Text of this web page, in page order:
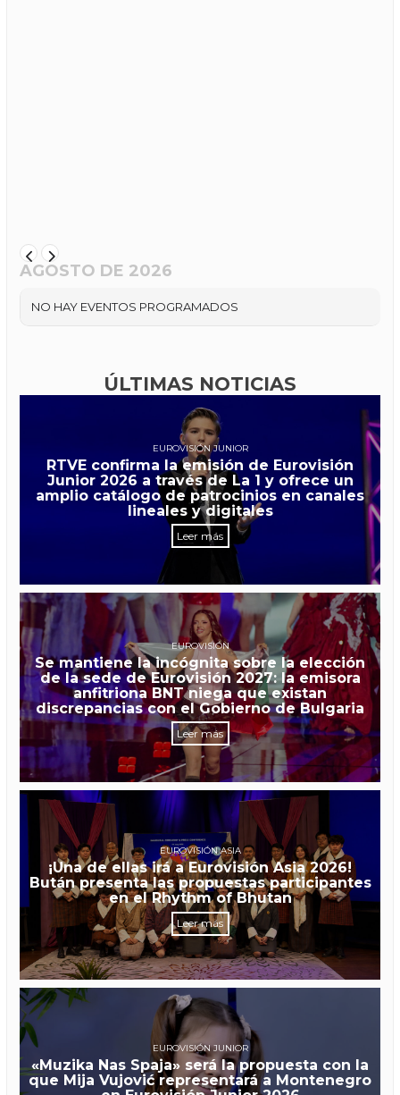
AGOSTO DE 2026
NO HAY EVENTOS PROGRAMADOS
ÚLTIMAS NOTICIAS
EUROVISIÓN JUNIOR
RTVE confirma la emisión de Eurovisión
Junior 2026 a través de La 1 y ofrece un
amplio catálogo de patrocinios en canales
lineales y digitales
Leer más
EUROVISIÓN
Se mantiene la incógnita sobre la elección
de la sede de Eurovisión 2027: la emisora
anfitriona BNT niega que existan
discrepancias con el Gobierno de Bulgaria
Leer más
EUROVISIÓN ASIA
¡Una de ellas irá a Eurovisión Asia 2026!
Bután presenta las propuestas participantes
en el Rhythm of Bhutan
Leer más
EUROVISIÓN JUNIOR
«Muzika Nas Spaja» será la propuesta con la
que Mija Vujović representará a Montenegro